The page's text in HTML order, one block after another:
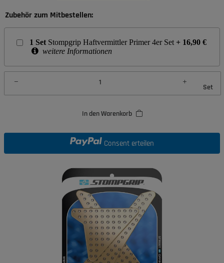
Zubehör zum Mitbestellen:
1 Set Stompgrip Haftvermittler Primer 4er Set + 16,90 €
weitere Informationen
Set
In den Warenkorb
Consent erteilen